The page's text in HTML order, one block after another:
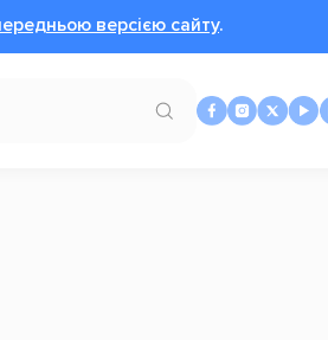
версією сайту.